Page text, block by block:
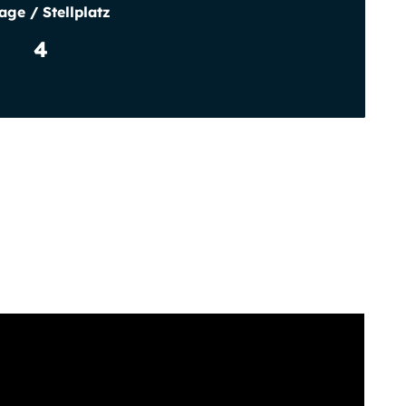
/ Stellplatz
4